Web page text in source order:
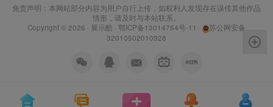
免责声明：本网站部分内容为用户自行上传，如权利人发现存在误传其他作品
情形，请及时与本站联系。
Copyright © 2026 · 展示酷 · 鄂ICP备13014754号-11 ·
苏公网安备
32010502010928